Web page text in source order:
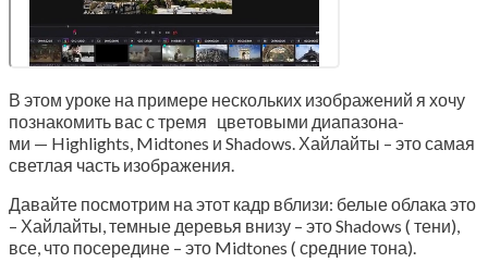
В этом уро­ке на при­ме­ре несколь­ких изоб­ра­же­ний я хочу
позна­ко­мить вас с тре­мя цве­то­вы­ми диа­па­зо­на­
ми — Highlights, Midtones и Shadows. Хай­лай­ты – это самая
свет­лая часть изображения.
Давай­те посмот­рим на этот кадр вбли­зи: белые обла­ка это
– Хай­лай­ты, тем­ные дере­вья вни­зу – это Shadows ( тени),
все, что посе­ре­дине – это Midtones ( сред­ние тона).